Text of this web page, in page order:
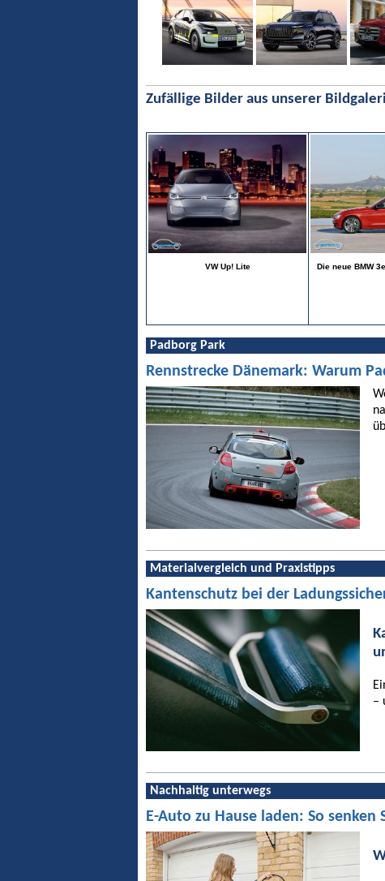
Zufällige Bilder aus unserer
VW Up! Lite Die neue BMW
Padborg Park
Rennstrecke Dänemark: Warum
Materialvergleich und Praxistipps
Kantenschutz bei der
–
Nachhaltig unterwegs
E-Auto zu Hause laden: So